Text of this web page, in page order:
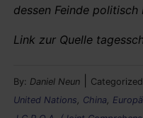
dessen Feinde
Link zur Quelle
By: Daniel Neun
United Nations
China